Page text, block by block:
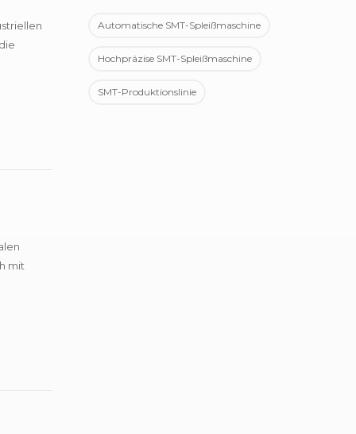
Automatische SMT-Spleißmaschine
Hochpräzise SMT-Spleißmaschine
SMT-Produktionslinie
mit